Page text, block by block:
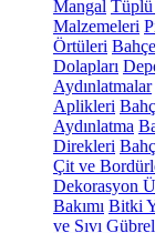
Mangal
Malzemeleri
Örtüleri
Dolapları
Aydınlatmalar
Aplikleri
Aydınlatma
Direkleri
Çit ve
Dekorasyon
Bakımı Bitki
ve Sıvı